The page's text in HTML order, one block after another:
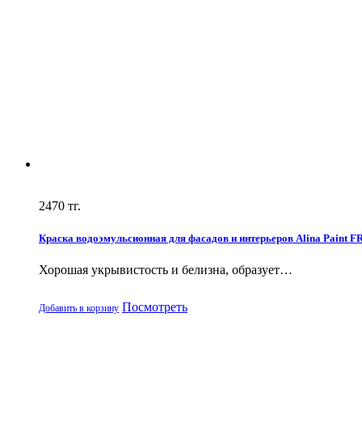
2470 тг.
Краска водоэмульсионная для фасадов и интерьеров Alina Paint
Хорошая укрывистость и белизна, образует…
Добавить в корзину Посмотреть